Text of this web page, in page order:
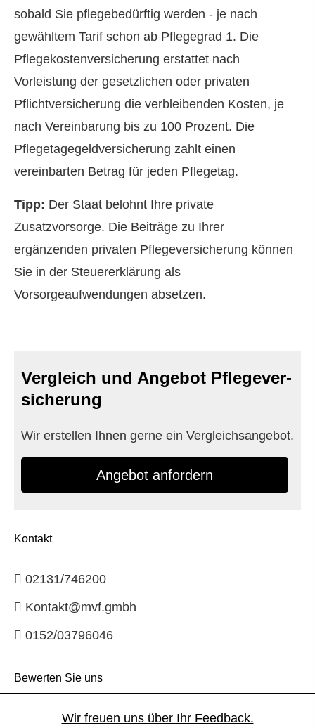
sobald Sie pflegebedürftig werden - je nach
gewähltem Tarif schon ab Pflegegrad 1. Die
Pflegekostenversicherung erstattet nach
Vorleistung der gesetzlichen oder privaten
Pflichtversicherung die verbleibenden Kosten, je
nach Vereinbarung bis zu 100 Prozent. Die
Pflegetagegeldversicherung zahlt einen
vereinbarten Betrag für jeden Pflegetag.
Tipp: Der Staat belohnt Ihre private
Zusatzvorsorge. Die Beiträge zu Ihrer
ergänzenden privaten Pflege­ver­si­che­rung können
Sie in der Steuererklärung als
Vorsorgeaufwendungen absetzen.
Vergleich und Angebot Pflege­ver­
si­che­rung
Wir erstellen Ihnen gerne ein Vergleichsangebot.
An­ge­bot an­for­dern
Kontakt
02131/746200
Kontakt@mvf.gmbh
0152/03796046
Bewerten Sie uns
Wir freuen uns über Ihr Feedback.